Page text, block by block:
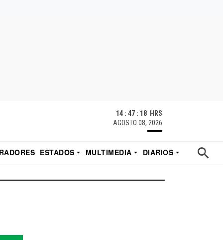
14 : 47 : 19 HRS
AGOSTO 08, 2026
ESTADOS MULTIMEDIA
DIARIOS